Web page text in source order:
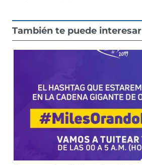
También te puede interesar